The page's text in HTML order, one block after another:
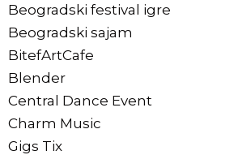
Beogradski festival igre
Beogradski sajam
BitefArtCafe
Blender
Central Dance Event
Charm Music
Gigs Tix